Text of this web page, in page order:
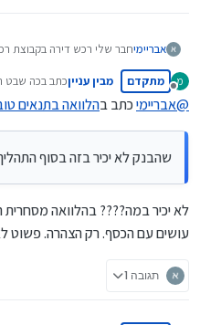
אבריימיחבר שלי רכש דירה בקבוצת
גוף המימון מציע הלוואה של
כמעט 8 אחוז).
משהו הציע לו לקחת הלוואה
התהליך.
משהו יכול לייעץ מה כדאי?
מ
מנותק
מתקדם מבין ענייןכתב בכה שבט
נערך לאחרונה
@אבריימיכתב בהלוואה בתנאים
שהבנק לא יכיר בזה בסוף
לא יכיר במה???? בהלוואה
עושים עם הכסף. רק הצהרה. פשוט
תגובה 1